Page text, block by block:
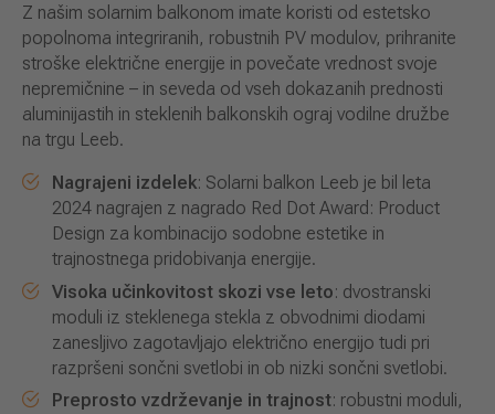
Z našim solarnim balkonom imate koristi od estetsko
popolnoma integriranih, robustnih PV modulov, prihranite
stroške električne energije in povečate vrednost svoje
nepremičnine – in seveda od vseh dokazanih prednosti
aluminijastih in steklenih balkonskih ograj vodilne družbe
na trgu Leeb.
Nagrajeni izdelek: Solarni balkon Leeb je bil leta
2024 nagrajen z nagrado Red Dot Award: Product
Design za kombinacijo sodobne estetike in
trajnostnega pridobivanja energije.
Visoka učinkovitost skozi vse leto: dvostranski
moduli iz steklenega stekla z obvodnimi diodami
zanesljivo zagotavljajo električno energijo tudi pri
razpršeni sončni svetlobi in ob nizki sončni svetlobi.
Preprosto vzdrževanje in trajnost: robustni moduli,